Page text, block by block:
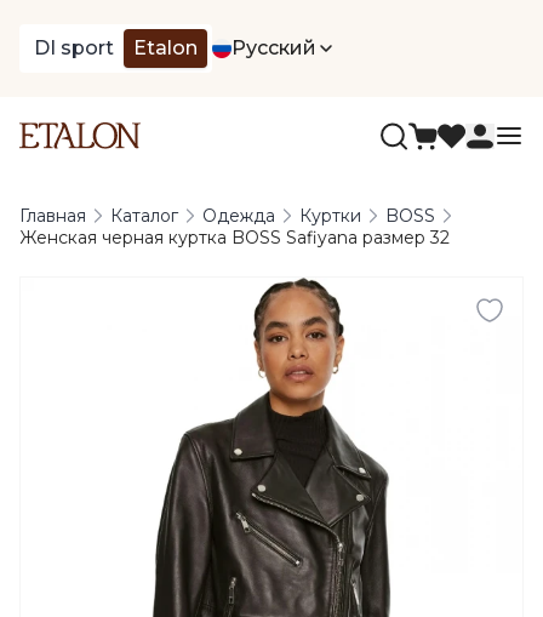
DI sport Etalon Русский
Главная Каталог Одежда Куртки
BOSS
Женская черная куртка BOSS Safiyana размер 32